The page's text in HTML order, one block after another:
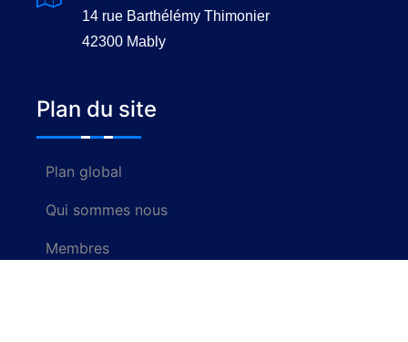
14 rue Barthélémy Thimonier
42300 Mably
Plan du site
Plan global
Qui sommes nous
Membres